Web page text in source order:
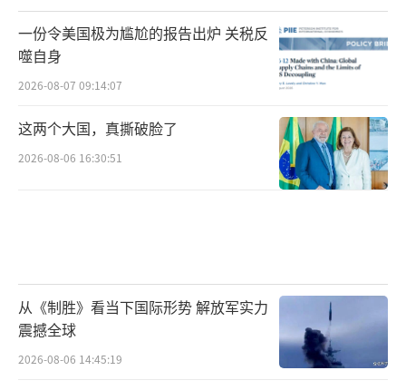
一份令美国极为尴尬的报告出炉 关税反
噬自身
2026-08-07 09:14:07
这两个大国，真撕破脸了
2026-08-06 16:30:51
从《制胜》看当下国际形势 解放军实力
震撼全球
2026-08-06 14:45:19